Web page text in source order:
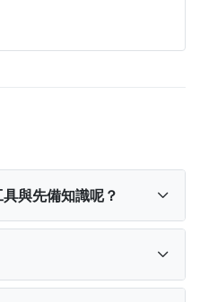
與先備知識呢？
手也很適合學習這堂課
手持攪拌機、蛋糕烤